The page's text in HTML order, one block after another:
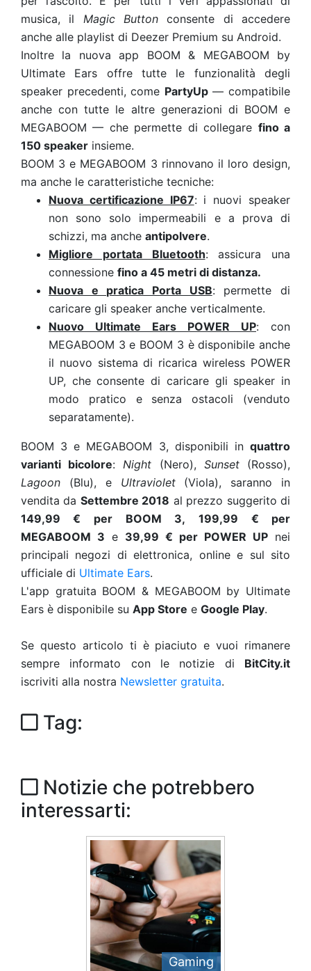
musica, il Magic Button consente di accedere
anche alle playlist di Deezer Premium su Android.
Inoltre la nuova app BOOM & MEGABOOM by
Ultimate Ears offre tutte le funzionalità degli
speaker precedenti, come PartyUp— compatibile
anche con tutte le altre generazioni di BOOM e
MEGABOOM — che permette di collegare fino a
150 speaker insieme.
BOOM 3 e MEGABOOM 3 rinnovano il loro design,
ma anche le caratteristiche tecniche:
Nuova certificazione IP67: i nuovi speaker
non sono solo impermeabili e a prova di
schizzi, ma anche antipolvere.
Migliore portata Bluetooth: assicura una
connessione fino a 45 metri di distanza.
Nuova e pratica Porta USB: permette di
caricare gli speaker anche verticalmente.
Nuovo Ultimate Ears POWER UP: con
MEGABOOM 3 e BOOM 3 è disponibile anche
il nuovo sistema di ricarica wireless POWER
UP, che consente di caricare gli speaker in
modo pratico e senza ostacoli (venduto
separatamente).
BOOM 3 e MEGABOOM 3, disponibili in quattro
varianti bicolore:Night (Nero), Sunset(Rosso),
Lagoon (Blu), e Ultraviolet(Viola), saranno in
vendita da Settembre 2018 al prezzo suggerito di
149,99 € per
BOOM 3,
199,99 € per
MEGABOOM 3 e 39,99 € per POWER UP nei
principali negozi di elettronica, online e sul sito
ufficiale di Ultimate Ears.
L'app gratuita BOOM & MEGABOOM by Ultimate
Ears è disponibile su App Store e Google Play.
Se questo articolo ti è piaciuto e vuoi rimanere
sempre informato con le notizie di BitCity.it
iscriviti alla nostra Newsletter gratuita.
Tag:
Notizie che potrebbero
interessarti:
Gaming